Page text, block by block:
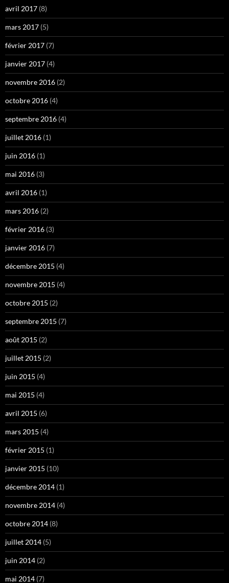
avril 2017 (8)
mars 2017 (5)
février 2017 (7)
janvier 2017 (4)
novembre 2016 (2)
octobre 2016 (4)
septembre 2016 (4)
juillet 2016 (1)
juin 2016 (1)
mai 2016 (3)
avril 2016 (1)
mars 2016 (2)
février 2016 (3)
janvier 2016 (7)
décembre 2015 (4)
novembre 2015 (4)
octobre 2015 (2)
septembre 2015 (7)
août 2015 (2)
juillet 2015 (2)
juin 2015 (4)
mai 2015 (4)
avril 2015 (6)
mars 2015 (4)
février 2015 (1)
janvier 2015 (10)
décembre 2014 (1)
novembre 2014 (4)
octobre 2014 (8)
juillet 2014 (5)
juin 2014 (2)
mai 2014 (7)